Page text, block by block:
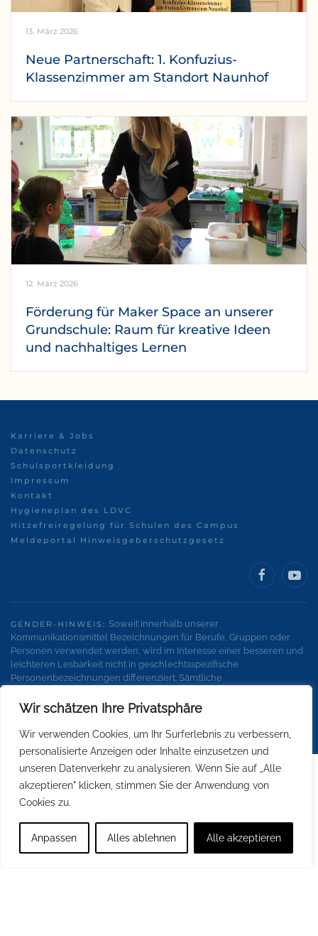
Wir schätzen Ihre Privatsphäre
Wir verwenden Cookies, um Ihr Surferlebnis zu verbessern,
personalisierte Anzeigen oder Inhalte einzusetzen und
unseren Datenverkehr zu analysieren. Wenn Sie auf „Alle
akzeptieren" klicken, stimmen Sie der Anwendung von
Cookies zu.
Anpassen Alles ablehnen Alle akzeptieren
13. März 2026
Neue Partnerschaft: 1. Konfuzius-
Klassenzimmer am Standort Naunhof
12. März 2026
Förderung für Maker Space an unserer
Grundschule: Raum für kreative Ideen
und nachhaltiges Lernen
Karriere & Jobs
Datenschutz
Schulsportkleidung
Impressum
Kontakt
Hygieneplan des LDVC
Hitzefreiregelung für Schulen des Campus
Meldeportal Hinweisgeberschutzgesetz
GENDER-HINWEIS: Soweit innerhalb unserer
Kommunikationsmittel Bezeichnungen für Berufe, Gruppen oder
Personen verwendet werden, wird im Interesse einer besseren und
leichteren Lesbarkeit nicht in geschlechtsspezifische
Personenbezeichnungen differenziert. Sämtliche
Geschlechter.